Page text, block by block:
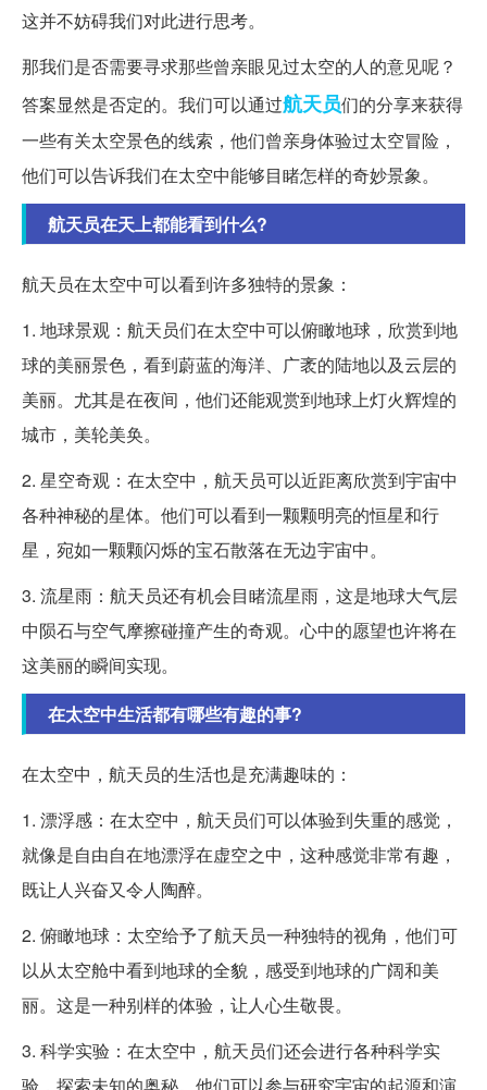
这并不妨碍我们对此进行思考。
那我们是否需要寻求那些曾亲眼见过太空的人的意见呢？
答案显然是否定的。我们可以通过航天员们的分享来获得
一些有关太空景色的线索，他们曾亲身体验过太空冒险，
他们可以告诉我们在太空中能够目睹怎样的奇妙景象。
航天员在天上都能看到什么?
航天员在太空中可以看到许多独特的景象：
1. 地球景观：航天员们在太空中可以俯瞰地球，欣赏到地
球的美丽景色，看到蔚蓝的海洋、广袤的陆地以及云层的
美丽。尤其是在夜间，他们还能观赏到地球上灯火辉煌的
城市，美轮美奂。
2. 星空奇观：在太空中，航天员可以近距离欣赏到宇宙中
各种神秘的星体。他们可以看到一颗颗明亮的恒星和行
星，宛如一颗颗闪烁的宝石散落在无边宇宙中。
3. 流星雨：航天员还有机会目睹流星雨，这是地球大气层
中陨石与空气摩擦碰撞产生的奇观。心中的愿望也许将在
这美丽的瞬间实现。
在太空中生活都有哪些有趣的事?
在太空中，航天员的生活也是充满趣味的：
1. 漂浮感：在太空中，航天员们可以体验到失重的感觉，
就像是自由自在地漂浮在虚空之中，这种感觉非常有趣，
既让人兴奋又令人陶醉。
2. 俯瞰地球：太空给予了航天员一种独特的视角，他们可
以从太空舱中看到地球的全貌，感受到地球的广阔和美
丽。这是一种别样的体验，让人心生敬畏。
3. 科学实验：在太空中，航天员们还会进行各种科学实